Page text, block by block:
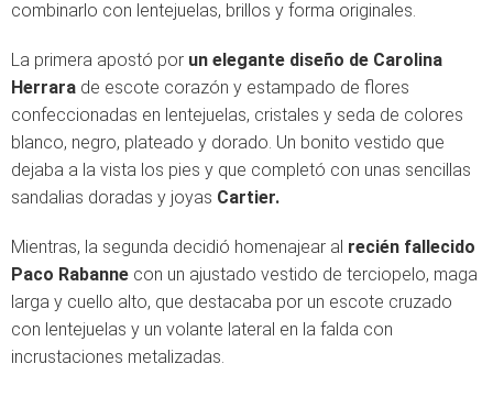
combinarlo con lentejuelas, brillos y forma originales.
La primera apostó por un elegante diseño de Carolina
Herrara de escote corazón y estampado de flores
confeccionadas en lentejuelas, cristales y seda de colores
blanco, negro, plateado y dorado. Un bonito vestido que
dejaba a la vista los pies y que completó con unas sencillas
sandalias doradas y joyas Cartier.
Mientras, la segunda decidió homenajear al recién fallecido
Paco Rabanne con un ajustado vestido de terciopelo, maga
larga y cuello alto, que destacaba por un escote cruzado
con lentejuelas y un volante lateral en la falda con
incrustaciones metalizadas.